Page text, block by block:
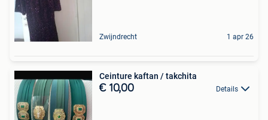
Zwijndrecht 1 apr 26
Ceinture kaftan / takchita
€ 10,00 Details